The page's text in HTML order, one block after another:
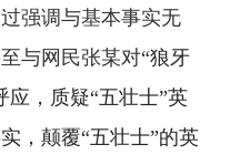
强调与基本事实无
与网民张某对“狼牙
应，质疑“五壮士”英
，颠覆“五壮士”的英